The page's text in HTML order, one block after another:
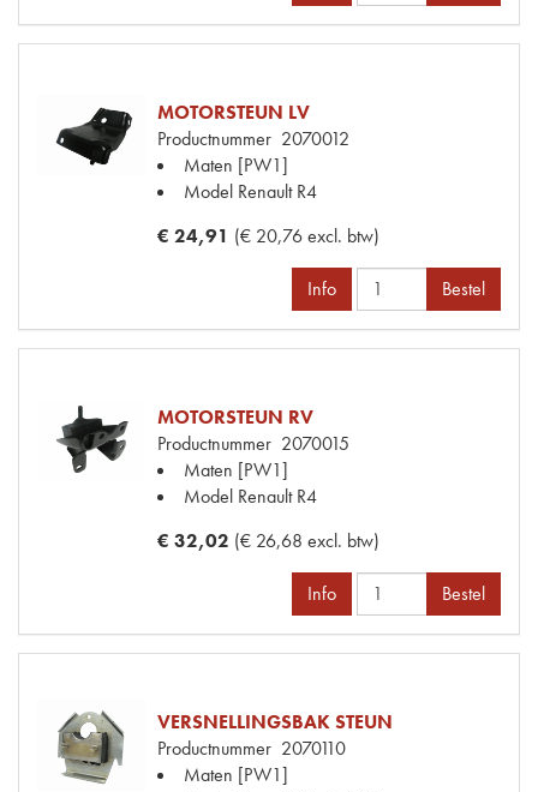
MOTORSTEUN LV
Productnummer 2070012
Maten [PW1]
Model Renault R4
€ 24,91 (€ 20,76 excl. btw)
Info Bestel
MOTORSTEUN RV
Productnummer 2070015
Maten [PW1]
Model Renault R4
€ 32,02 (€ 26,68 excl. btw)
Info Bestel
VERSNELLINGSBAK STEUN
Productnummer 2070110
Maten [PW1]